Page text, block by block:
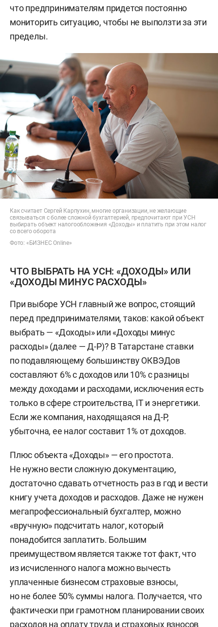
что предпринимателям придется постоянно
мониторить ситуацию, чтобы не выползти за эти
пределы.
Как считает Сергей Карпухин, многие организации, не желающие
связываться с более сложной бухгалтерией, предпочитают при УСН
выбирать объект налогообложения «Доходы» и платить при этом налог
со всего оборота
Фото: «БИЗНЕС Online»
ЧТО ВЫБРАТЬ НА УСН: «ДОХОДЫ» ИЛИ
«ДОХОДЫ МИНУС РАСХОДЫ»
При выборе УСН главный же вопрос, стоящий
перед предпринимателями, таков: какой объект
выбрать — «Доходы» или «Доходы минус
расходы» (далее — Д-Р)? В Татарстане ставки
по подавляющему большинству ОКВЭДов
составляют 6% с доходов или 10% с разницы
между доходами и расходами, исключения есть
только в сфере строительства, IT и энергетики.
Если же компания, находящаяся на Д-Р,
убыточна, ее налог составит 1% от доходов.
Плюс объекта «Доходы» — его простота.
Не нужно вести сложную документацию,
достаточно сдавать отчетность раз в год и вести
книгу учета доходов и расходов. Даже не нужен
мегапрофессиональный бухгалтер, можно
«вручную» подсчитать налог, который
понадобится заплатить. Большим
преимуществом является также тот факт, что
из исчисленного налога можно вычесть
уплаченные бизнесом страховые взносы,
но не более 50% суммы налога. Получается, что
фактически при грамотном планировании своих
расходов на оплату труда и страховых взносов